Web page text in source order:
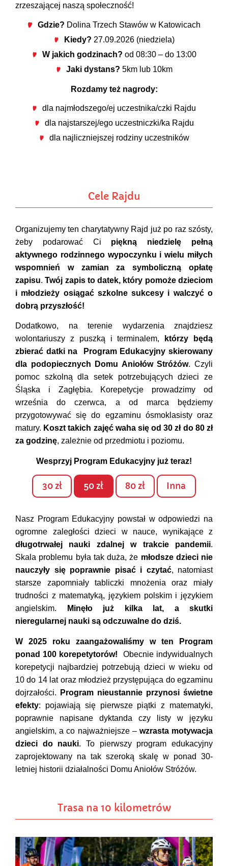
zrzeszającej naszą społeczność!
Gdzie? Dolina Trzech Stawów w Katowicach
Kiedy? 27.09.2026 (niedziela)
W jakich godzinach? od 08:30 – do 13:00
Jaki dystans? 5km lub 10km
Rozdamy też nagrody:
dla najmłodszego/ej uczestnika/czki Rajdu
dla najstarszej/ego uczestniczki/ka Rajdu
dla najliczniejszej rodziny uczestników
Cele Rajdu
Organizujemy ten charytatywny Rajd już po raz szósty,
żeby podarować Ci piękną niedzielę pełną
aktywnego rodzinnego wypoczynku i wielu miłych
wspomnień w zamian za symboliczną opłatę
zapisu.Twój zapis to datek, który pomoże dzieciom
i młodzieży osiągać szkolne sukcesy i walczyć o
dobrą przyszłość!
Dodatkowo, na terenie wydarzenia znajdziesz
wolontariuszy z puszką i terminalem, którzy będą
zbierać datki na
Program Edukacyjny skierowany
dla podopiecznych Domu Aniołów Stróżów. Czyli
pomoc szkolną dla setek potrzebujących dzieci ze
Śląska i Zagłębia. Korepetycje prowadzimy od
września do czerwca, a od marca będziemy
przygotowywać się do egzaminu ósmoklasisty oraz
matury. Koszt takich zajęć waha się od 30 zł do 80 zł
za godzinę, zależnie od przedmiotu i poziomu.
Wesprzyj Program Edukacyjny już teraz!
30 zł 50 zł 80 zł Inna
Nasz Program Edukacyjny powstał w odpowiedzi na
ogromne zaległości dzieci w nauce, wynikające z
długotrwałej nauki zdalnej w trakcie pandemii.
Skala problemu była tak duża, że młodsze dzieci nie
nauczyły się poprawnie pisać i czytać, natomiast
starsze zapomniały tabliczki mnożenia oraz miały
trudności z matematyką, językiem polskim i językiem
angielskim.
Minęło już kilka lat, a skutki
nieregularnej nauki są odczuwalne do dziś.
W 2025 roku zaangażowaliśmy w ten Program
ponad 100 korepetytorów! Obecnie indywidualnych
korepetycji najbardziej potrzebują dzieci w wieku od
10 do 14 lat oraz młodzież przystępująca do egzaminu
dojrzałości.
Program nieustannie przynosi świetne
efekty: pojawiają się pierwsze piątki z matematyki,
poprawnie napisane dyktanda czy listy w języku
angielskim, a co najważniejsze – wzrasta motywacja
dzieci do nauki. To pierwszy program edukacyjny
zaprojektowany na tak szeroką skalę w ponad 30-
letniej historii działalności Domu Aniołów Stróżów.
Trasa na 10 kilometrów